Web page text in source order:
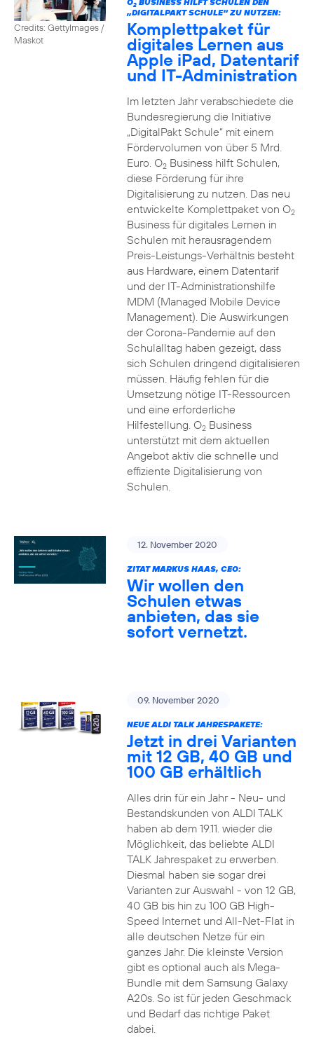
Credits: GettyImages /
Maskot
2
„DIGITALPAKT SCHULE“ ZU NUTZEN:
Komplettpaket für
digitales Lernen aus
Apple iPad, Datentarif
und IT-Administration
Im letzten Jahr verabschiedete die
Bundesregierung die Initiative
„DigitalPakt Schule“ mit einem
Fördervolumen von über 5 Mrd.
Euro. O2Business hilft Schulen,
diese Förderung für ihre
Digitalisierung zu nutzen. Das neu
entwickelte Komplettpaket von O2
Business für digitales Lernen in
Schulen mit herausragendem
Preis-Leistungs-Verhältnis besteht
aus Hardware, einem Datentarif
und der IT-Administrationshilfe
MDM (Managed Mobile Device
Management). Die Auswirkungen
der Corona-Pandemie auf den
Schulalltag haben gezeigt, dass
sich Schulen dringend digitalisieren
müssen. Häufig fehlen für die
Umsetzung nötige IT-Ressourcen
und eine erforderliche
Hilfestellung. O2Business
unterstützt mit dem aktuellen
Angebot aktiv die schnelle und
effiziente Digitalisierung von
Schulen.
12. November 2020
ZITAT MARKUS HAAS, CEO:
Wir wollen den
Schulen etwas
anbieten, das sie
sofort vernetzt.
09. November 2020
NEUE ALDI TALK JAHRESPAKETE:
Jetzt in drei Varianten
mit 12 GB, 40 GB und
100 GB erhältlich
Alles drin für ein Jahr - Neu- und
Bestandskunden von ALDI TALK
haben ab dem 19.11. wieder die
Möglichkeit, das beliebte ALDI
TALK Jahrespaket zu erwerben.
Diesmal haben sie sogar drei
Varianten zur Auswahl - von 12 GB,
40 GB bis hin zu 100 GB High-
Speed Internet und All-Net-Flat in
alle deutschen Netze für ein
ganzes Jahr. Die kleinste Version
gibt es optional auch als Mega-
Bundle mit dem Samsung Galaxy
A20s. So ist für jeden Geschmack
und Bedarf das richtige Paket
dabei.